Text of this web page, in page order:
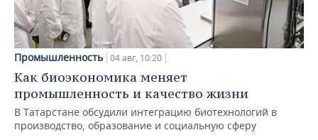
Промышленность 04 авг, 10:20
Как биоэкономика меняет
промышленность и качество жизни
В Татарстане обсудили интеграцию биотехнологий в
производство, образование и социальную сферу